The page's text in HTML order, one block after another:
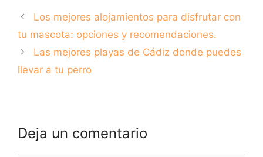
con playa para
perros
Los mejores alojamientos para disfrutar con
tu mascota: opciones y recomendaciones.
Las mejores playas de Cádiz donde puedes
llevar a tu perro
Deja un comentario